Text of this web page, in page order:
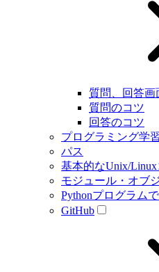
質問、回答
質問のコツ
回答のコツ
プログラミング学
パス
基本的なUnix/Linux
モジュール・オブ
Pythonプログラム
GitHub